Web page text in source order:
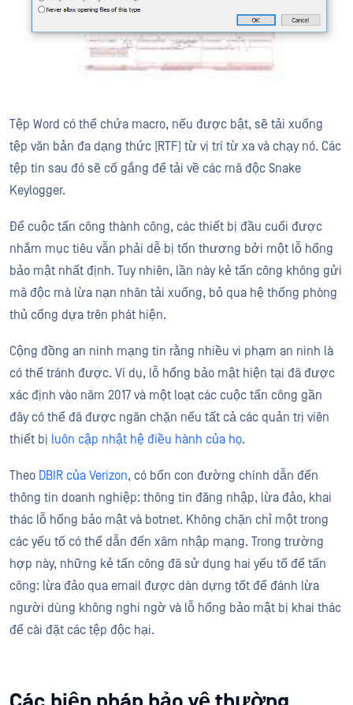
Tệp Word có thể chứa macro, nếu được bật, sẽ tải xuống
tệp văn bản đa dạng thức (RTF) từ vị trí từ xa và chạy nó. Các
tệp tin sau đó sẽ cố gắng để tải về các mã độc Snake
Keylogger.
Để cuộc tấn công thành công, các thiết bị đầu cuối được
nhắm mục tiêu vẫn phải dễ bị tổn thương bởi một lỗ hổng
bảo mật nhất định. Tuy nhiên, lần này kẻ tấn công không gửi
mã độc mà lừa nạn nhân tải xuống, bỏ qua hệ thống phòng
thủ cổng dựa trên phát hiện.
Cộng đồng an ninh mạng tin rằng nhiều vi phạm an ninh là
có thể tránh được. Ví dụ, lỗ hổng bảo mật hiện tại đã được
xác định vào năm 2017 và một loạt các cuộc tấn công gần
đây có thể đã được ngăn chặn nếu tất cả các quản trị viên
thiết bị luôn cập nhật hệ điều hành của họ.
Theo DBIR của Verizon, có bốn con đường chính dẫn đến
thông tin doanh nghiệp: thông tin đăng nhập, lừa đảo, khai
thác lỗ hổng bảo mật và botnet. Không chặn chỉ một trong
các yếu tố có thể dẫn đến xâm nhập mạng. Trong trường
hợp này, những kẻ tấn công đã sử dụng hai yếu tố để tấn
công: lừa đảo qua email được dàn dựng tốt để đánh lừa
người dùng không nghi ngờ và lỗ hổng bảo mật bị khai thác
để cài đặt các tệp độc hại.